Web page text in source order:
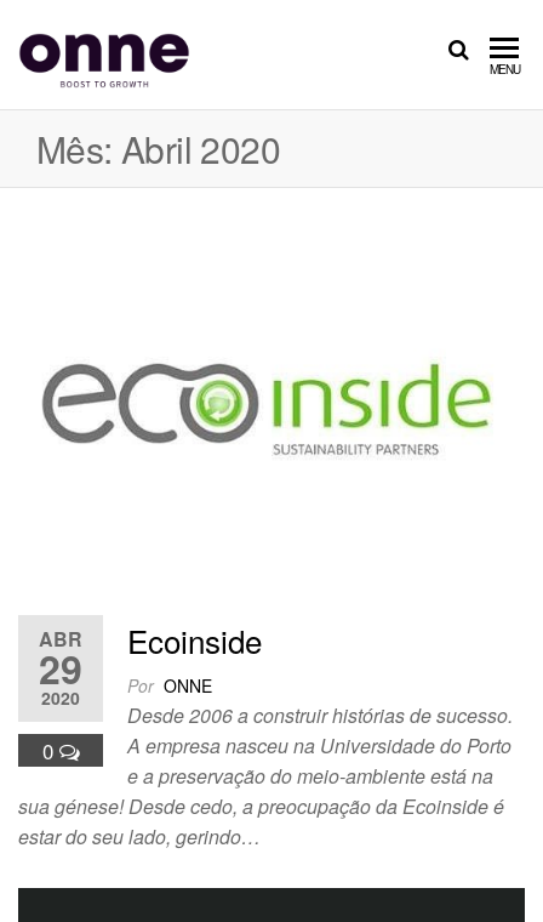
MENU
Mês: Abril 2020
ABR
29
2020
0
Ecoinside
Por ONNE
Desde 2006 a construir histórias de sucesso.
A empresa nasceu na Universidade do Porto
e a preservação do meio-ambiente está na
sua génese! Desde cedo, a preocupação da Ecoinside é
estar do seu lado, gerindo…